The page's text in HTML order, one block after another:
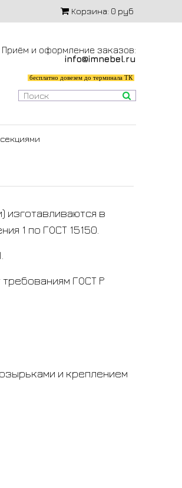
Корзина: 0 руб
Приём и оформление заказов:
info@imnebel.ru
бесплатно довезем до терминала ТК
изготавливаются в
1 по ГОСТ 15150.
ГОСТ Р
и креплением